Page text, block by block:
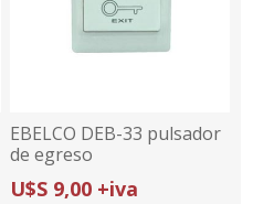
EBELCO DEB-33 pulsador
de egreso
U$S 9,00 +iva